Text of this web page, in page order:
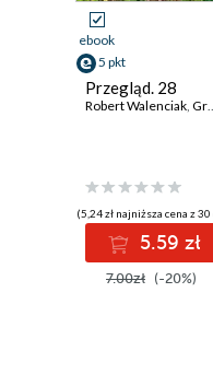
ebook
5 pkt
Przegląd. 28
Robert Walenciak, Grzegorz Rudnik
(5,24 zł najniższa cena z
5.59 zł
7.00zł (-20%)